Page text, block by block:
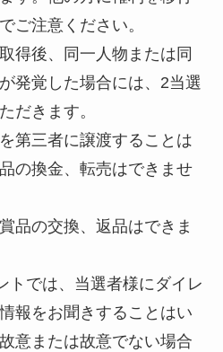
ご注意ください。
得後、同一人物または同
発覚した場合には、2当選
だきます。
第三者に譲渡することは
の換金、転売はできませ
品の交換、返品はできま
トでは、当選者様にダイレ
報をお聞きすることはい
意または故意でない場合